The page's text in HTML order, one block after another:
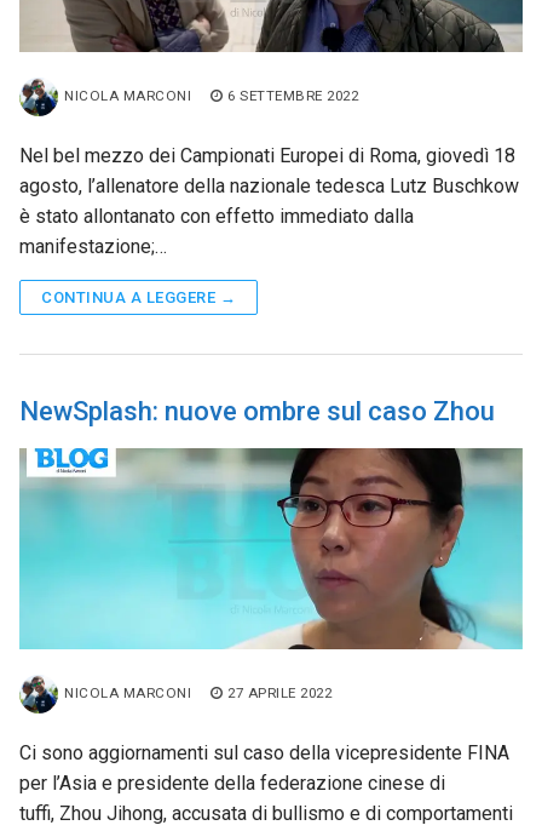
NICOLA MARCONI 6 SETTEMBRE 2022
Nel bel mezzo dei Campionati Europei di Roma, giovedì 18
agosto, l’allenatore della nazionale tedesca Lutz Buschkow
è stato allontanato con effetto immediato dalla
manifestazione;…
CONTINUA A LEGGERE →
NewSplash: nuove ombre sul caso Zhou
NICOLA MARCONI 27 APRILE 2022
Ci sono aggiornamenti sul caso della vicepresidente FINA
per l’Asia e presidente della federazione cinese di
tuffi, Zhou Jihong, accusata di bullismo e di comportamenti